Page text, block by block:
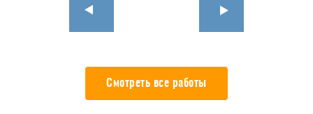
Смотреть все работы